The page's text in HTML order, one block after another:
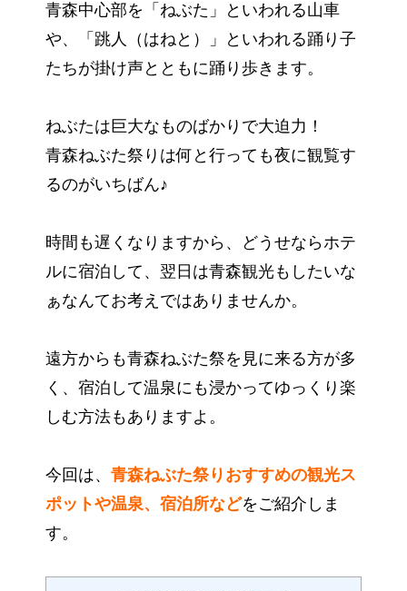
青森中心部を「ねぶた」といわれる山車
や、「跳人（はねと）」といわれる踊り子
たちが掛け声とともに踊り歩きます。
ねぶたは巨大なものばかりで大迫力！
青森ねぶた祭りは何と行っても夜に観覧す
るのがいちばん♪
時間も遅くなりますから、どうせならホテ
ルに宿泊して、翌日は青森観光もしたいな
ぁなんてお考えではありませんか。
遠方からも青森ねぶた祭を見に来る方が多
く、宿泊して温泉にも浸かってゆっくり楽
しむ方法もありますよ。
今回は、 青森ねぶた祭りおすすめの観光ス
ポットや温泉、宿泊所などをご紹介しま
す。